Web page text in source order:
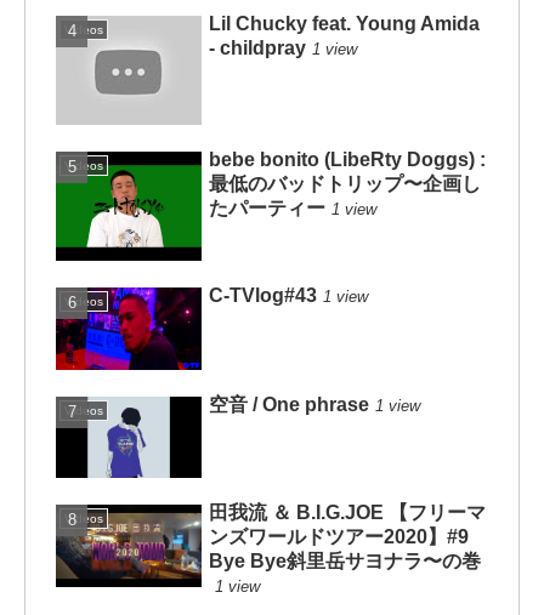
Videos
Lil Chucky feat. Young Amida
- childpray 1 view
Videos
bebe bonito (LibeRty Doggs) :
最低のバッドトリップ〜企画し
たパーティー 1 view
Videos C-TVlog#43 1 view
Videos 空音 / One phrase 1 view
Videos
田我流 ＆ B.I.G.JOE 【フリーマ
ンズワールドツアー2020】#9
Bye Bye斜里岳サヨナラ〜の巻
1 view